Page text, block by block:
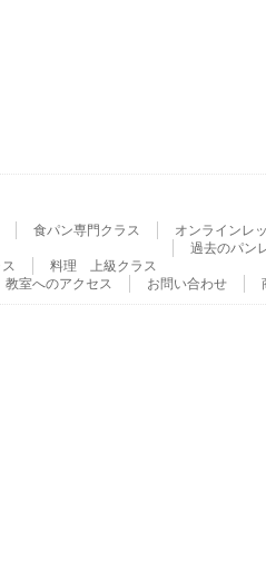
食パン専門クラス
オンラインレ
料理 上級クラス
過去のパン
教室へのアクセス お問い合わせ